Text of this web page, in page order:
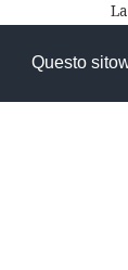
Questo
In